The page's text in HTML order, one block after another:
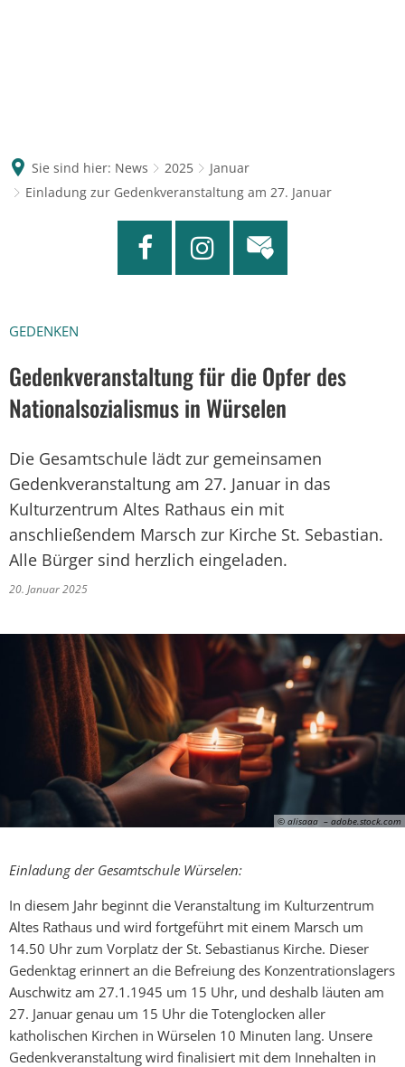
Sie sind hier: News 2025
Januar
Einladung zur Gedenkveranstaltung am 27. Januar
GEDENKEN
Gedenkveranstaltung für die Opfer des
Nationalsozialismus in Würselen
Die Gesamtschule lädt zur gemeinsamen
Gedenkveranstaltung am 27. Januar in das
Kulturzentrum Altes Rathaus ein mit
anschließendem Marsch zur Kirche St. Sebastian.
Alle Bürger sind herzlich eingeladen.
20. Januar 2025
© alisaaa – adobe.stock.com
Einladung der Gesamtschule Würselen:
In diesem Jahr beginnt die Veranstaltung im Kulturzentrum
Altes Rathaus und wird fortgeführt mit einem Marsch um
14.50 Uhr zum Vorplatz der St. Sebastianus Kirche. Dieser
Gedenktag erinnert an die Befreiung des Konzentrationslagers
Auschwitz am 27.1.1945 um 15 Uhr, und deshalb läuten am
27. Januar genau um 15 Uhr die Totenglocken aller
katholischen Kirchen in Würselen 10 Minuten lang. Unsere
Gedenkveranstaltung wird finalisiert mit dem Innehalten in